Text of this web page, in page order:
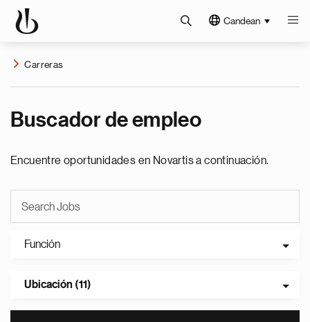
Candean
Carreras
Buscador de empleo
Encuentre oportunidades en Novartis a continuación.
Función
Ubicación (11)